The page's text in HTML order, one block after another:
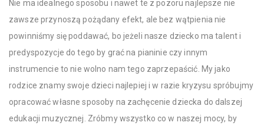
Nie ma idealnego sposobu i nawet te z pozoru najlepsze nie
zawsze przynoszą pożądany efekt, ale bez wątpienia nie
powinniśmy się poddawać, bo jeżeli nasze dziecko ma talent i
predyspozycje do tego by grać na pianinie czy innym
instrumencie to nie wolno nam tego zaprzepaścić. My jako
rodzice znamy swoje dzieci najlepiej i w razie kryzysu spróbujmy
opracować własne sposoby na zachęcenie dziecka do dalszej
edukacji muzycznej. Zróbmy wszystko co w naszej mocy, by